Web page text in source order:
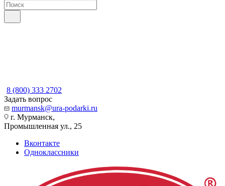
8 (800) 333 2702
Задать вопрос
murmansk@ura-podarki.ru
г. Мурманск,
Промышленная ул., 25
Вконтакте
Одноклассники